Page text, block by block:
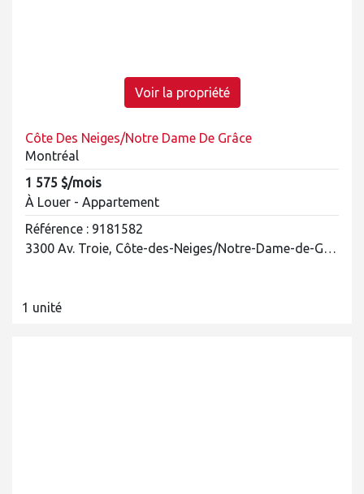
Voir la propriété
Côte Des Neiges/Notre Dame De Grâce
Montréal
1 575 $/mois
À Louer - Appartement
Référence : 9181582
3300 Av. Troie, Côte-des-Neiges/Notre-Dame-de-Grâce
1 unité